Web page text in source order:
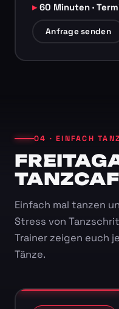
60 Minuten ·
Anfrage senden
04 · EINFACH
Einfach mal tanzen
Stress von
Trainer zeigen euch
Tänze.